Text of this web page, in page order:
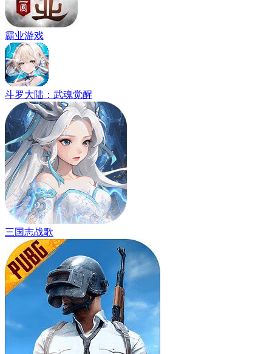
霸业游戏
斗罗大陆：武魂觉醒
三国志战歌